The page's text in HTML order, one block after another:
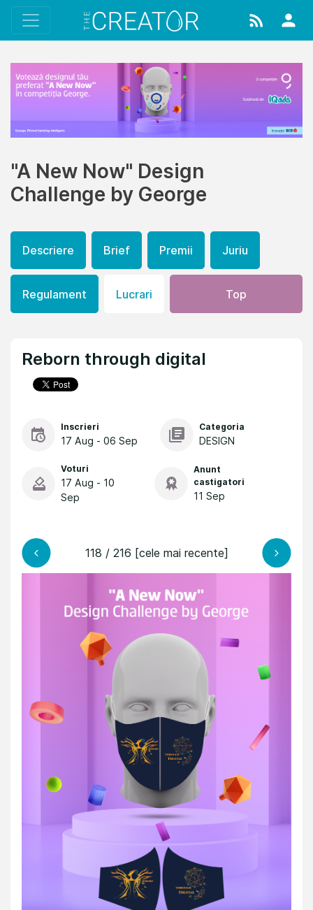
"A New Now" Design
Challenge by George
Descriere Brief Premii Juriu
Regulament Lucrari Top
Reborn through digital
Inscrieri
17 Aug - 06 Sep
Categoria
DESIGN
Voturi
17 Aug - 10
Sep
Anunt
castigatori
11 Sep
118 / 216 [cele mai recente]